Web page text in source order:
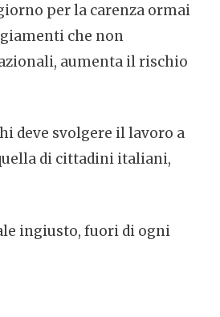
per la carenza ormai
che non
aumenta il rischio
deve svolgere il lavoro a
di cittadini italiani,
ingiusto, fuori di ogni